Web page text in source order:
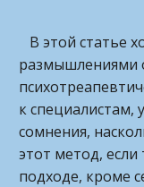
В этой статье
размышлениями
к специалистам,
сомнения,
этот метод,
подходе, кроме